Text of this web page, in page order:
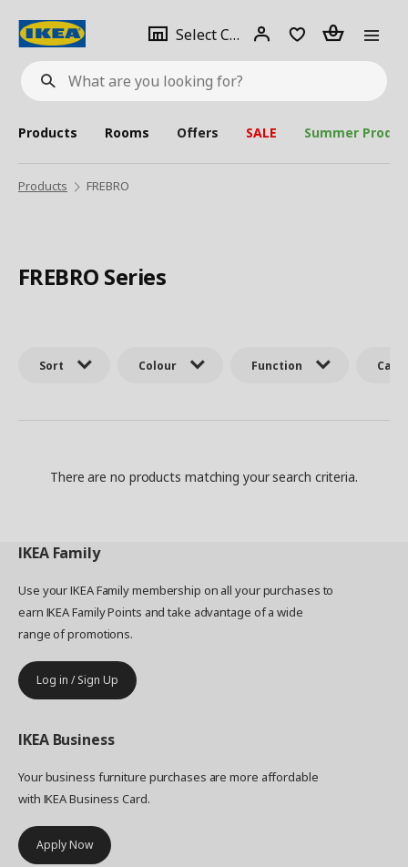
What
are
looking
for?
Select City Select
city
Login Piece(s)
Products Rooms Offers SALE Summer
Products FREBRO
FREBRO Series
Sort Colour Function
There are no products matching your search criteria.
IKEA Family
Use your IKEA Family membership on all your purchases to
earn IKEA Family Points and take advantage of a wide
range of promotions.
Log in / Sign Up
IKEA Business
Your business furniture purchases are more affordable
with IKEA Business Card.
Apply Now